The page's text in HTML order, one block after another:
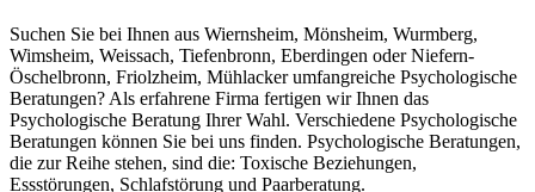
Suchen Sie bei Ihnen aus Wiernsheim, Mönsheim, Wurmberg,
Wimsheim, Weissach, Tiefenbronn, Eberdingen oder Niefern-
Öschelbronn, Friolzheim, Mühlacker umfangreiche Psychologische
Beratungen? Als erfahrene Firma fertigen wir Ihnen das
Psychologische Beratung Ihrer Wahl. Verschiedene Psychologische
Beratungen können Sie bei uns finden. Psychologische Beratungen,
die zur Reihe stehen, sind die: Toxische Beziehungen,
Essstörungen, Schlafstörung und Paarberatung.